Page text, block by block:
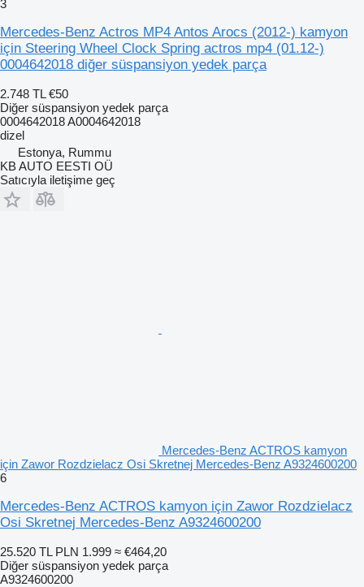
3
Mercedes-Benz Actros MP4 Antos Arocs (2012-) kamyon
için Steering Wheel Clock Spring actros mp4 (01.12-)
0004642018 diğer süspansiyon yedek parça
2.748 TL €50
Diğer süspansiyon yedek parça
0004642018 A0004642018
dizel
Estonya, Rummu
KB AUTO EESTI OÜ
Satıcıyla iletişime geç
Mercedes-Benz ACTROS kamyon
için Zawor Rozdzielacz Osi Skretnej Mercedes-Benz A9324600200
6
Mercedes-Benz ACTROS kamyon için Zawor Rozdzielacz
Osi Skretnej Mercedes-Benz A9324600200
25.520 TL PLN 1.999 ≈ €464,20
Diğer süspansiyon yedek parça
A9324600200